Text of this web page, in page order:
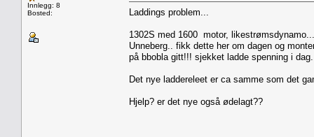
Innlegg: 8
Bosted:
Laddings problem...
1302S med 1600 motor,
Unneberg.. fikk dette her om dagen og
på bbobla gitt!!! sjekket ladde spenning i
Det nye laddereleet er ca samme som det
Hjelp? er det nye også ødelagt??